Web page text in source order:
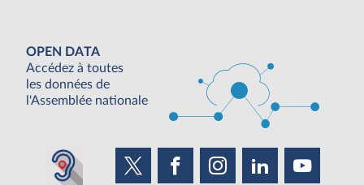
OPEN DATA
Accédez à toutes
les données de
l'Assemblée nationale